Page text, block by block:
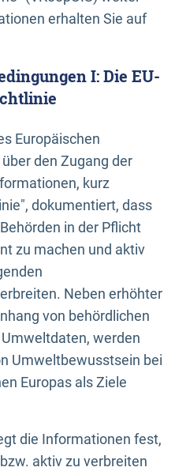
erhalten Sie auf
I: Die EU-
Europäischen
den Zugang der
kurz
dokumentiert, dass
in der Pflicht
zu machen und aktiv
Neben erhöhter
von behördlichen
werden
Umweltbewusstsein bei
Europas als Ziele
die Informationen fest,
aktiv zu verbreiten